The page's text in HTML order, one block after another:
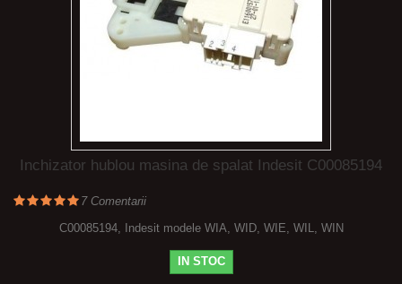
Inchizator hublou masina de spalat Indesit C00085194
7Comentarii
C00085194, Indesit modele WIA, WID, WIE, WIL, WIN
IN STOC